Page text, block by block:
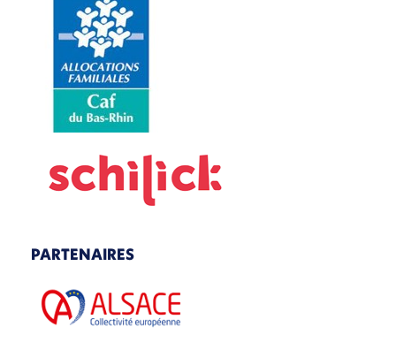
PARTENAIRES